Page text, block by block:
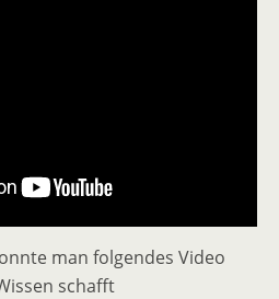
man folgendes Video
schafft